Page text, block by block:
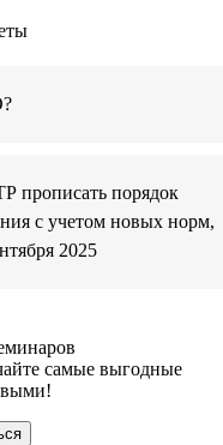
прописать порядок
с учетом новых норм,
2025
самые выгодные